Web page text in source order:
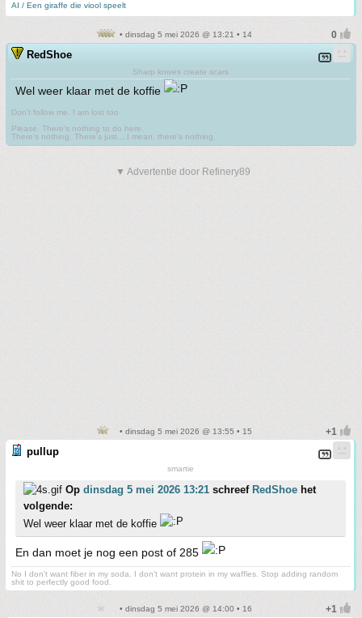
AI / Een giraffe die viool speelt
• dinsdag 5 mei 2026 @ 13:21 • 14
RedShoe
Sharp knives create scars
Wel weer klaar met de koffie
Don't follow me. I am lost too
Please. There's nothing to do here.
There's nothing. There's just....I mean, there's nothing.
▼ Advertentie door Refinery89
• dinsdag 5 mei 2026 @ 13:55 • 15
pullup
smartie
Op dinsdag 5 mei 2026 13:21 schreef RedShoe het
volgende:
Wel weer klaar met de koffie
En dan moet je nog een post of 285
No I don't want fiber in my soda. I don't want protein in my waffles. Stop adding random
shit to perfectly good food.
• dinsdag 5 mei 2026 @ 14:00 • 16